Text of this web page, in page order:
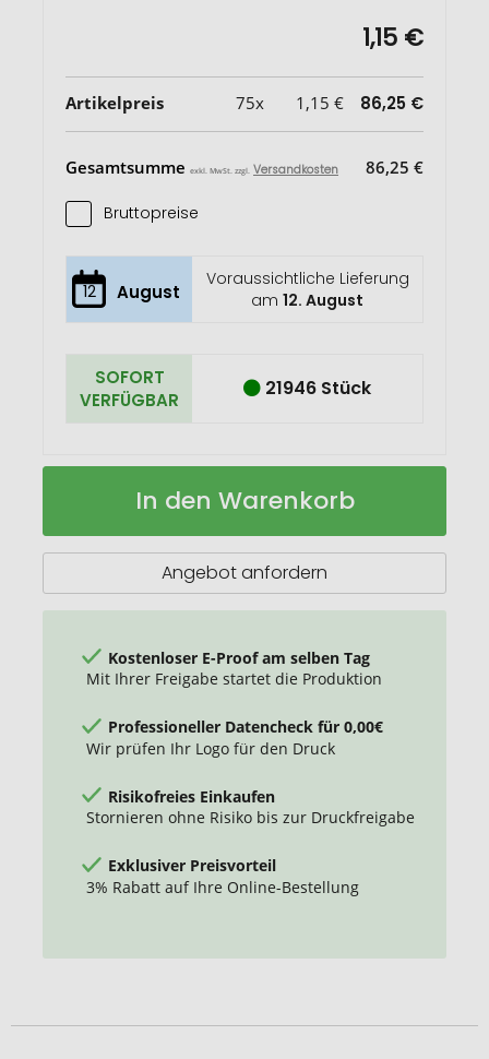
1,15 €
Artikelpreis 75x 1,15 € 86,25 €
Gesamtsumme exkl. MwSt. zzgl. Versandkosten 86,25 €
Bruttopreise
12 August
Voraussichtliche Lieferung
am12. August
SOFORT
VERFÜGBAR
21946 Stück
MULTIBOOK
Klebezetteln
Auf
In den Warenkorb
Angebot anfordern
Kostenloser E-Proof am selben Tag
Mit Ihrer Freigabe startet die Produktion
Professioneller Datencheck für 0,00€
Wir prüfen Ihr Logo für den Druck
Risikofreies Einkaufen
Stornieren ohne Risiko bis zur Druckfreigabe
Exklusiver Preisvorteil
3% Rabatt auf Ihre Online-Bestellung